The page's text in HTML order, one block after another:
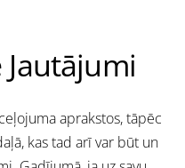
aprakstos, tāpēc
kas tad arī var būt un